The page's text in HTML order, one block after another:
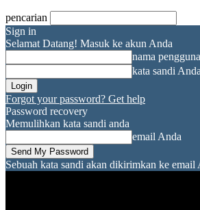
pencarian
Sign in
Selamat Datang! Masuk ke akun Anda
nama pengguna
kata sandi Anda
Forgot your password? Get help
Password recovery
Memulihkan kata sandi anda
email Anda
Sebuah kata sandi akan dikirimkan ke email